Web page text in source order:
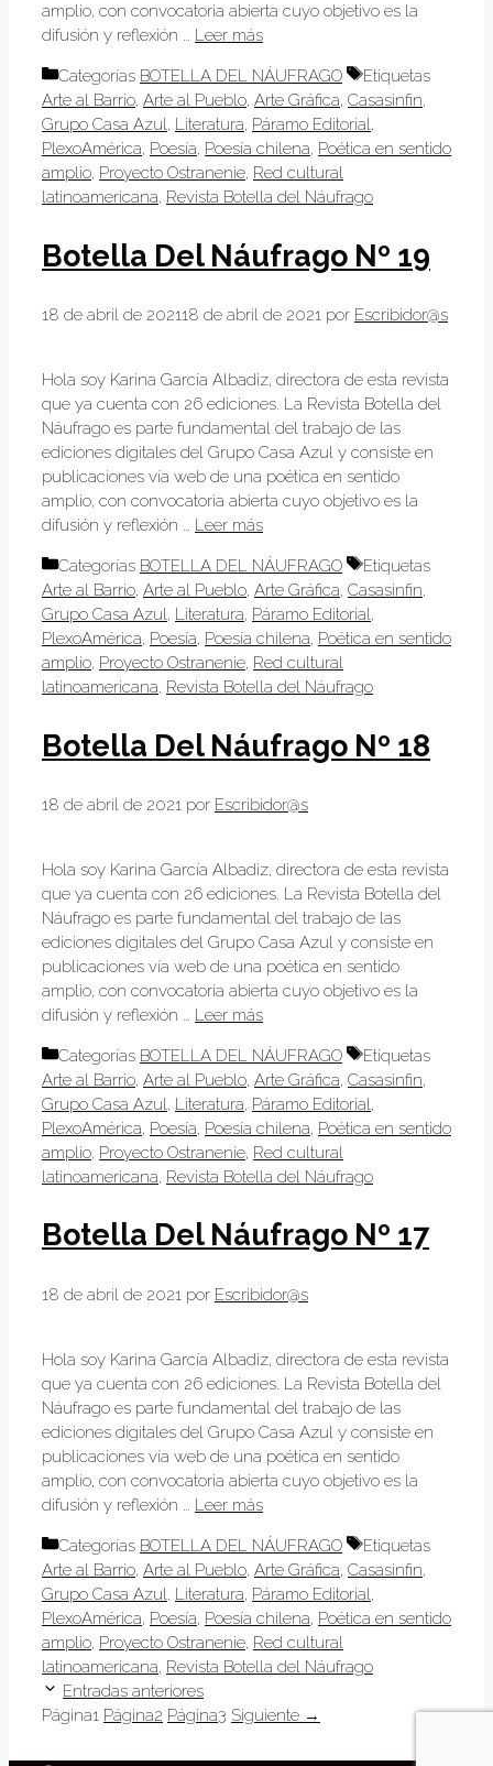
amplio, con convocatoria abierta cuyo objetivo es la
difusión y reflexión … Leer más
Categorías BOTELLA DEL NÁUFRAGO
Etiquetas
Arte al Barrio, Arte al Pueblo, Arte Gráfica, Casasinfin,
Grupo Casa Azul, Literatura, Páramo Editorial,
PlexoAmérica, Poesía, Poesía chilena, Poética en sentido
amplio, Proyecto Ostranenie, Red cultural
latinoamericana, Revista Botella del Náufrago
Botella Del Náufrago Nº 19
18 de abril de 202118 de abril de 2021 por Escribidor@s
Hola soy Karina García Albadiz, directora de esta revista
que ya cuenta con 26 ediciones. La Revista Botella del
Náufrago es parte fundamental del trabajo de las
ediciones digitales del Grupo Casa Azul y consiste en
publicaciones vía web de una poética en sentido
amplio, con convocatoria abierta cuyo objetivo es la
difusión y reflexión … Leer más
Categorías BOTELLA DEL NÁUFRAGO
Etiquetas
Arte al Barrio, Arte al Pueblo, Arte Gráfica, Casasinfin,
Grupo Casa Azul, Literatura, Páramo Editorial,
PlexoAmérica, Poesía, Poesía chilena, Poética en sentido
amplio, Proyecto Ostranenie, Red cultural
latinoamericana, Revista Botella del Náufrago
Botella Del Náufrago Nº 18
18 de abril de 2021 por Escribidor@s
Hola soy Karina García Albadiz, directora de esta revista
que ya cuenta con 26 ediciones. La Revista Botella del
Náufrago es parte fundamental del trabajo de las
ediciones digitales del Grupo Casa Azul y consiste en
publicaciones vía web de una poética en sentido
amplio, con convocatoria abierta cuyo objetivo es la
difusión y reflexión … Leer más
Categorías BOTELLA DEL NÁUFRAGO
Etiquetas
Arte al Barrio, Arte al Pueblo, Arte Gráfica, Casasinfin,
Grupo Casa Azul, Literatura, Páramo Editorial,
PlexoAmérica, Poesía, Poesía chilena, Poética en sentido
amplio, Proyecto Ostranenie, Red cultural
latinoamericana, Revista Botella del Náufrago
Botella Del Náufrago Nº 17
18 de abril de 2021 por Escribidor@s
Hola soy Karina García Albadiz, directora de esta revista
que ya cuenta con 26 ediciones. La Revista Botella del
Náufrago es parte fundamental del trabajo de las
ediciones digitales del Grupo Casa Azul y consiste en
publicaciones vía web de una poética en sentido
amplio, con convocatoria abierta cuyo objetivo es la
difusión y reflexión … Leer más
Categorías BOTELLA DEL NÁUFRAGO
Etiquetas
Arte al Barrio, Arte al Pueblo, Arte Gráfica, Casasinfin,
Grupo Casa Azul, Literatura, Páramo Editorial,
PlexoAmérica, Poesía, Poesía chilena, Poética en sentido
amplio, Proyecto Ostranenie, Red cultural
latinoamericana, Revista Botella del Náufrago
Entradas anteriores
Página1 Página2 Página3 Siguiente →